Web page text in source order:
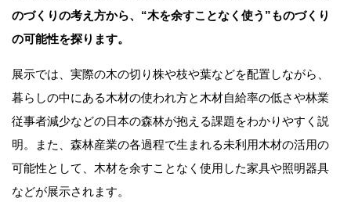
のづくりの考え方から、“木を余すことなく使う”ものづくり
の可能性を探ります。
展示では、実際の木の切り株や枝や葉などを配置しながら、
暮らしの中にある木材の使われ方と木材自給率の低さや林業
従事者減少などの日本の森林が抱える課題をわかりやすく説
明。また、森林産業の各過程で生まれる未利用木材の活用の
可能性として、木材を余すことなく使用した家具や照明器具
などが展示されます。